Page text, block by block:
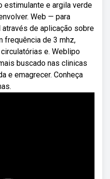
estimulante e argila verde
Web — para
de aplicação sobre
frequência de 3 mhz,
e. Weblipo
buscado nas clinicas
e emagrecer. Conheça